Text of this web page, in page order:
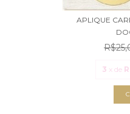
APLIQUE
3 x de